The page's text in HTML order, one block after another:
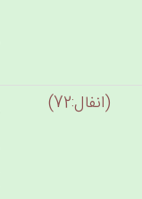
(انفال:72)